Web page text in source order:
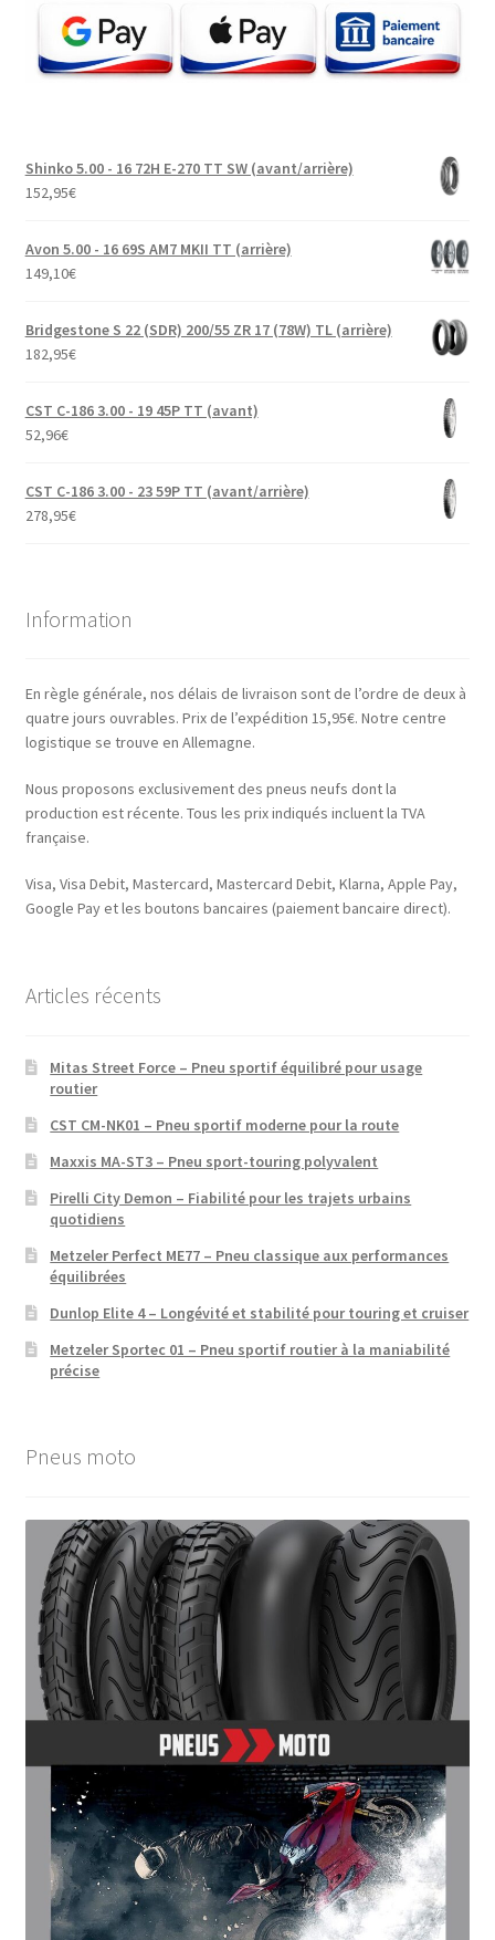
Shinko 5.00 - 16 72H E-270 TT SW (avant/arrière)
152,95€
Avon 5.00 - 16 69S AM7 MKII TT (arrière)
149,10€
Bridgestone S 22 (SDR) 200/55 ZR 17 (78W) TL (arrière)
182,95€
CST C-186 3.00 - 19 45P TT (avant)
52,96€
CST C-186 3.00 - 23 59P TT (avant/arrière)
278,95€
Information
En règle générale, nos délais de livraison sont de l’ordre de deux à
quatre jours ouvrables. Prix de l’expédition 15,95€. Notre centre
logistique se trouve en Allemagne.
Nous proposons exclusivement des pneus neufs dont la
production est récente. Tous les prix indiqués incluent la TVA
française.
Visa, Visa Debit, Mastercard, Mastercard Debit, Klarna, Apple Pay,
Google Pay et les boutons bancaires (paiement bancaire direct).
Articles récents
Mitas Street Force – Pneu sportif équilibré pour usage
routier
CST CM-NK01 – Pneu sportif moderne pour la route
Maxxis MA-ST3 – Pneu sport-touring polyvalent
Pirelli City Demon – Fiabilité pour les trajets urbains
quotidiens
Metzeler Perfect ME77 – Pneu classique aux performances
équilibrées
Dunlop Elite 4 – Longévité et stabilité pour touring et cruiser
Metzeler Sportec 01 – Pneu sportif routier à la maniabilité
précise
Pneus moto